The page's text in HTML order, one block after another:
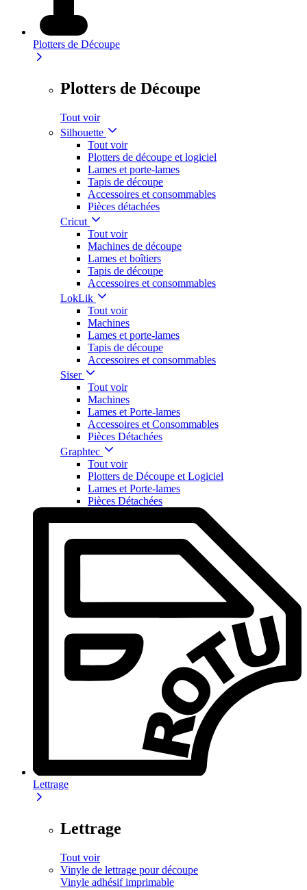
Plotters de Découpe
Plotters de Découpe
Tout voir
Silhouette
Tout voir
Plotters de découpe et logiciel
Lames et porte-lames
Tapis de découpe
Accessoires et consommables
Pièces détachées
Cricut
Tout voir
Machines de découpe
Lames et boîtiers
Tapis de découpe
Accessoires et consommables
LokLik
Tout voir
Machines
Lames et porte-lames
Tapis de découpe
Accessoires et consommables
Siser
Tout voir
Machines
Lames et Porte-lames
Accessoires et Consommables
Pièces Détachées
Graphtec
Tout voir
Plotters de Découpe et Logiciel
Lames et Porte-lames
Pièces Détachées
Lettrage
Lettrage
Tout voir
Vinyle de lettrage pour découpe
Vinyle adhésif imprimable